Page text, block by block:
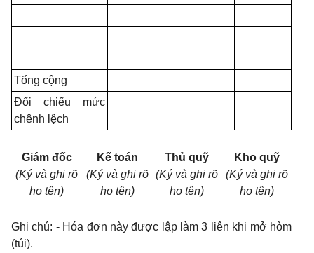
Tổng cộng
Đối chiếu mức
chênh lệch
Giám đốc
(Ký và ghi rõ
họ tên)
Kế toán
(Ký và ghi rõ
họ tên)
Thủ quỹ
(Ký và ghi rõ
họ tên)
Kho quỹ
(Ký và ghi rõ
họ tên)
Ghi chú: - Hóa đơn này được lập làm 3 liên khi mở hòm
(túi).